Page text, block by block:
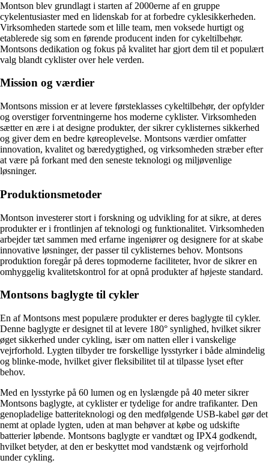
Montson blev grundlagt i starten af 2000erne af en gruppe
cykelentusiaster med en lidenskab for at forbedre cyklesikkerheden.
Virksomheden startede som et lille team, men voksede hurtigt og
etablerede sig som en førende producent inden for cykeltilbehør.
Montsons dedikation og fokus på kvalitet har gjort dem til et populært
valg blandt cyklister over hele verden.
Mission og værdier
Montsons mission er at levere førsteklasses cykeltilbehør, der opfylder
og overstiger forventningerne hos moderne cyklister. Virksomheden
sætter en ære i at designe produkter, der sikrer cyklisternes sikkerhed
og giver dem en bedre køreoplevelse. Montsons værdier omfatter
innovation, kvalitet og bæredygtighed, og virksomheden stræber efter
at være på forkant med den seneste teknologi og miljøvenlige
løsninger.
Produktionsmetoder
Montson investerer stort i forskning og udvikling for at sikre, at deres
produkter er i frontlinjen af teknologi og funktionalitet. Virksomheden
arbejder tæt sammen med erfarne ingeniører og designere for at skabe
innovative løsninger, der passer til cyklisternes behov. Montsons
produktion foregår på deres topmoderne faciliteter, hvor de sikrer en
omhyggelig kvalitetskontrol for at opnå produkter af højeste standard.
Montsons baglygte til cykler
En af Montsons mest populære produkter er deres baglygte til cykler.
Denne baglygte er designet til at levere 180° synlighed, hvilket sikrer
øget sikkerhed under cykling, især om natten eller i vanskelige
vejrforhold. Lygten tilbyder tre forskellige lysstyrker i både almindelig
og blinke-mode, hvilket giver fleksibilitet til at tilpasse lyset efter
behov.
Med en lysstyrke på 60 lumen og en lyslængde på 40 meter sikrer
Montsons baglygte, at cyklister er tydelige for andre trafikanter. Den
genopladelige batteriteknologi og den medfølgende USB-kabel gør det
nemt at oplade lygten, uden at man behøver at købe og udskifte
batterier løbende. Montsons baglygte er vandtæt og IPX4 godkendt,
hvilket betyder, at den er beskyttet mod vandstænk og vejrforhold
under cykling.